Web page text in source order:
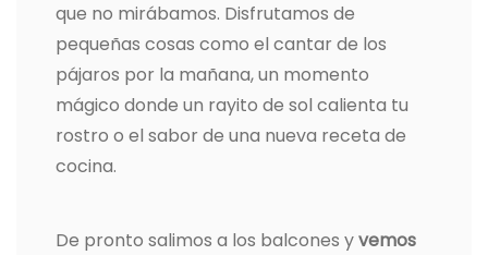
que no mirábamos. Disfrutamos de
pequeñas cosas como el cantar de los
pájaros por la mañana, un momento
mágico donde un rayito de sol calienta tu
rostro o el sabor de una nueva receta de
cocina.
De pronto salimos a los balcones yvemos